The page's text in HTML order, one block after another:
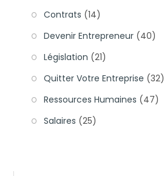
Contrats (14)
Devenir Entrepreneur (40)
Législation (21)
Quitter Votre Entreprise (32)
Ressources Humaines (47)
Salaires (25)